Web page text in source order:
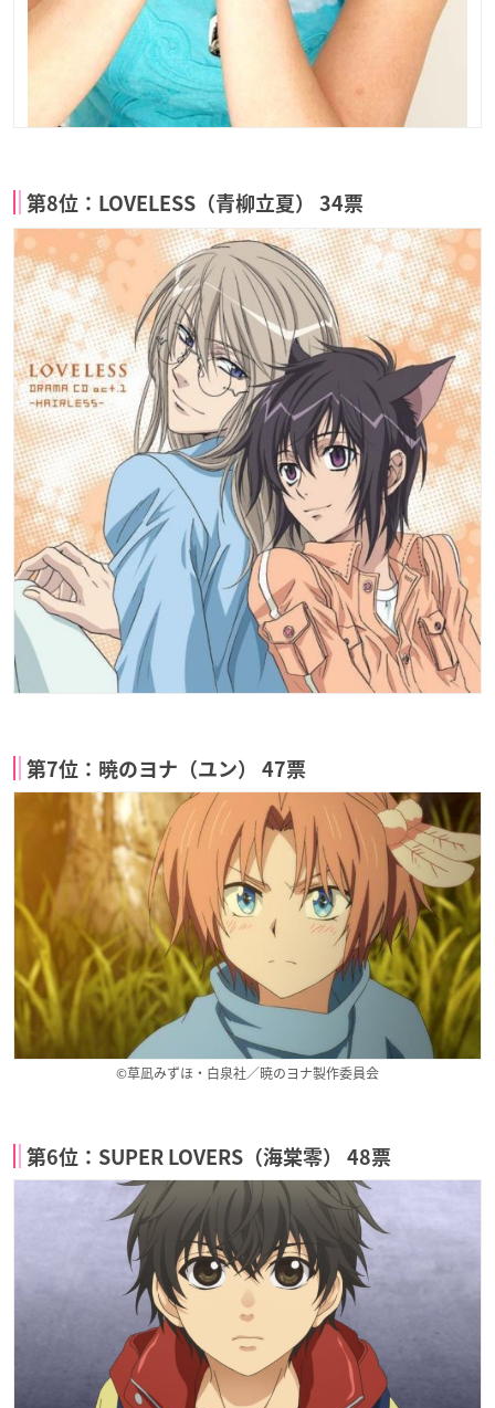
第8位：LOVELESS（青柳立夏） 34票
第7位：暁のヨナ（ユン） 47票
©草凪みずほ・白泉社／暁のヨナ製作委員会
第6位：SUPER LOVERS（海棠零） 48票